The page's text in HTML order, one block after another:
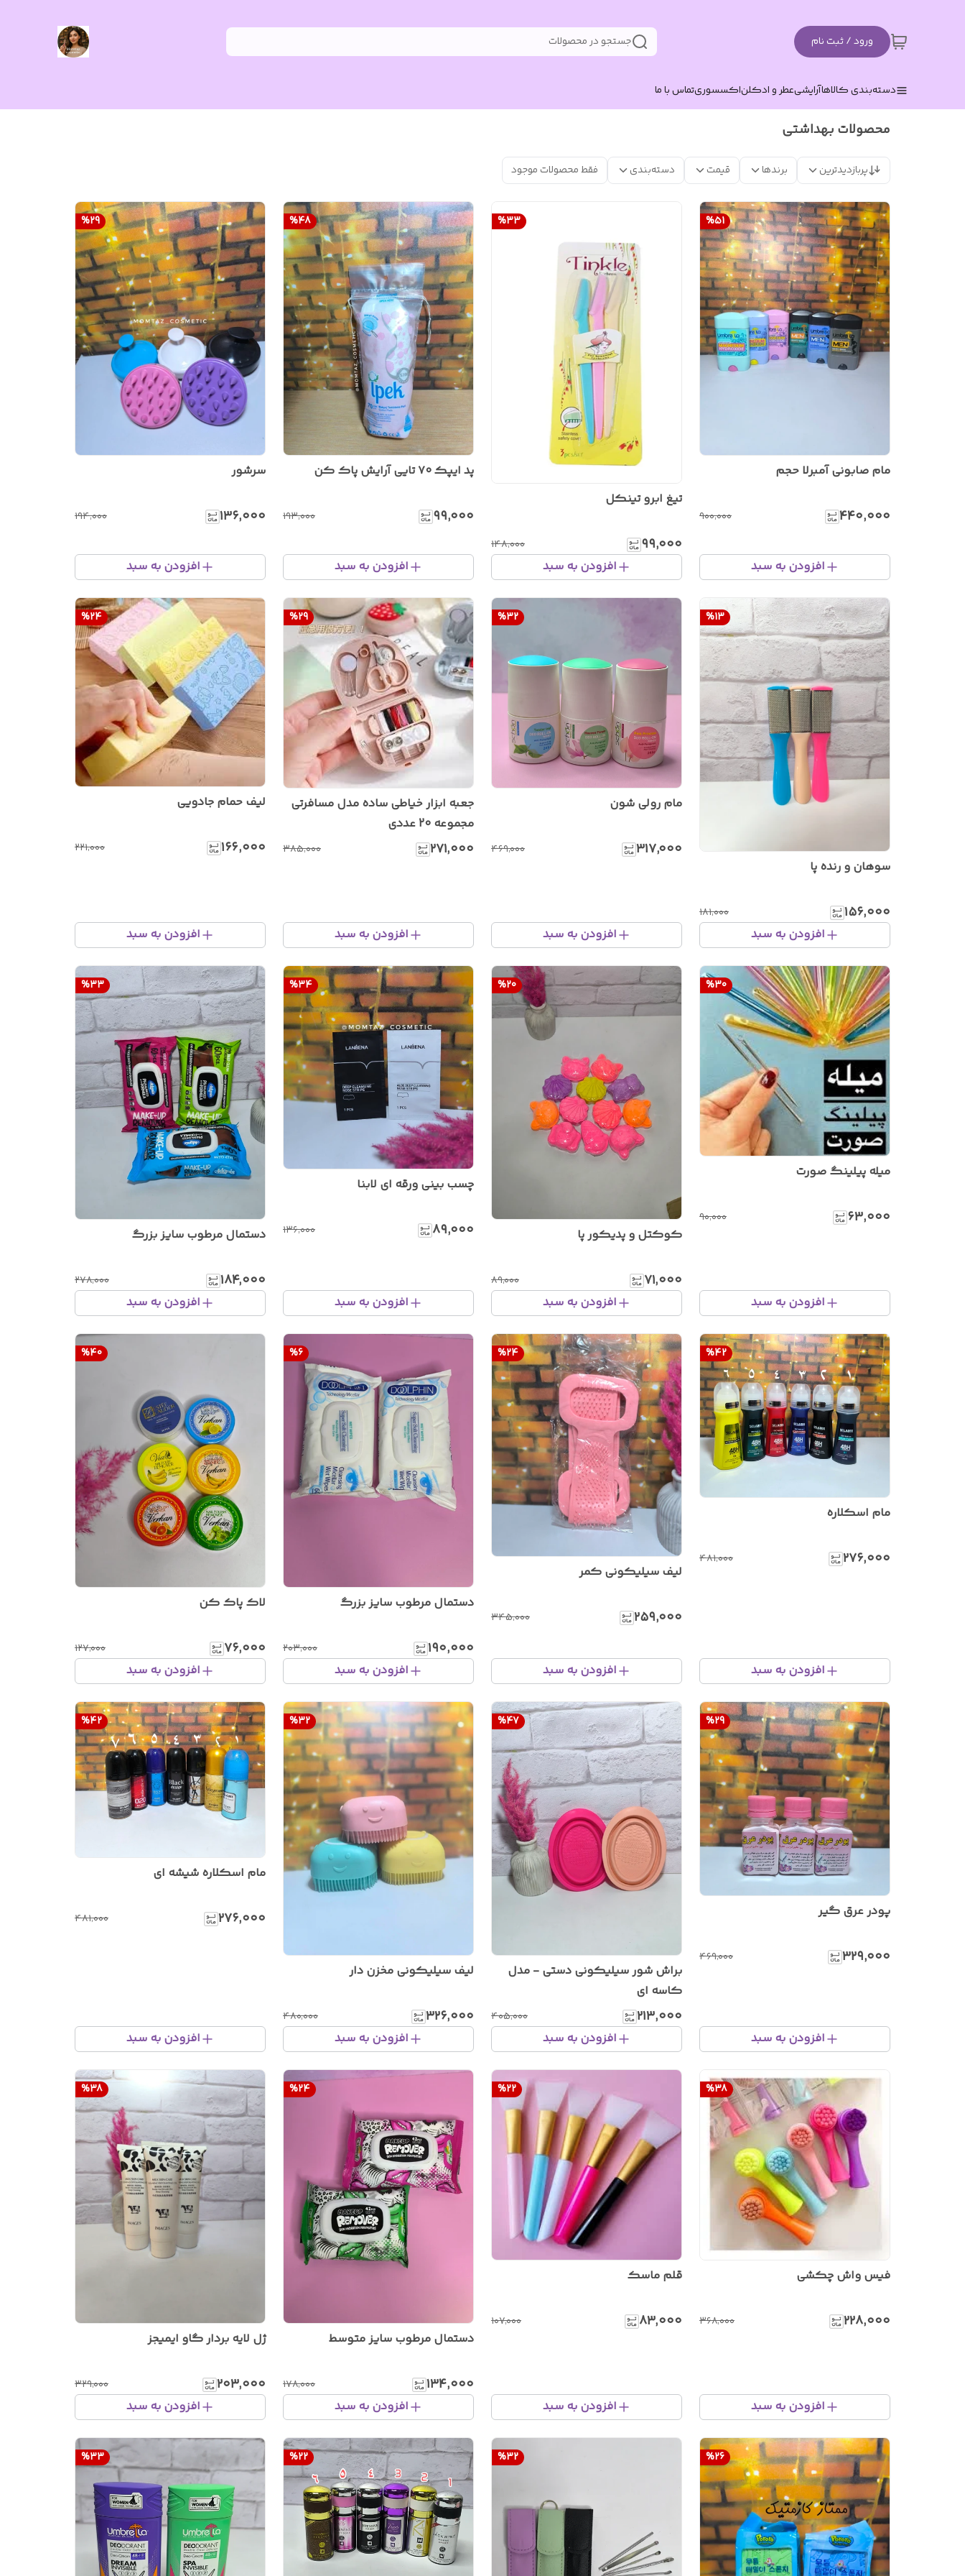
ورود / ثبت نام جستجو در محصولات
دسته‌بندی کالاهاآرایشیعطر و ادکلناکسسوریتماس با ما
محصولات بهداشتی
پربازدیدترین برندها قیمت دسته‌بندی فقط محصولات موجود
%51
مام صابونی آمبرلا حجم
۴۴۰٬۰۰۰ ۹۰۰٬۰۰۰
افزودن به سبد
%33
تیغ ابرو تینکل
۹۹٬۰۰۰ ۱۴۸٬۰۰۰
افزودن به سبد
%48
پد ایپک ۷۰ تایی آرایش پاک کن
۹۹٬۰۰۰ ۱۹۳٬۰۰۰
افزودن به سبد
%29
سرشور
۱۳۶٬۰۰۰ ۱۹۴٬۰۰۰
افزودن به سبد
%13
سوهان و رنده پا
۱۵۶٬۰۰۰ ۱۸۱٬۰۰۰
افزودن به سبد
%32
مام رولی شون
۳۱۷٬۰۰۰ ۴۶۹٬۰۰۰
افزودن به سبد
%29
جعبه ابزار خیاطی ساده مدل مسافرتی
مجموعه 20 عددی
۲۷۱٬۰۰۰ ۳۸۵٬۰۰۰
افزودن به سبد
%24
لیف حمام جادویی
۱۶۶٬۰۰۰ ۲۲۱٬۰۰۰
افزودن به سبد
%30
میله پیلینگ صورت
۶۳٬۰۰۰ ۹۰٬۰۰۰
افزودن به سبد
%20
کوکتل و پدیکور پا
۷۱٬۰۰۰ ۸۹٬۰۰۰
افزودن به سبد
%34
چسب بینی ورقه ای لابنا
۸۹٬۰۰۰ ۱۳۶٬۰۰۰
افزودن به سبد
%33
دستمال مرطوب سایز بزرگ
۱۸۴٬۰۰۰ ۲۷۸٬۰۰۰
افزودن به سبد
%42
مام اسکلاره
۲۷۶٬۰۰۰ ۴۸۱٬۰۰۰
افزودن به سبد
%24
لیف سیلیکونی کمر
۲۵۹٬۰۰۰ ۳۴۵٬۰۰۰
افزودن به سبد
%6
دستمال مرطوب سایز بزرگ
۱۹۰٬۰۰۰ ۲۰۳٬۰۰۰
افزودن به سبد
%40
لاک پاک کن
۷۶٬۰۰۰ ۱۲۷٬۰۰۰
افزودن به سبد
%29
پودر عرق گیر
۳۲۹٬۰۰۰ ۴۶۹٬۰۰۰
افزودن به سبد
%47
براش شور سیلیکونی دستی - مدل
کاسه ای
۲۱۳٬۰۰۰ ۴۰۵٬۰۰۰
افزودن به سبد
%32
لیف سیلیکونی مخزن دار
۳۲۶٬۰۰۰ ۴۸۰٬۰۰۰
افزودن به سبد
%42
مام اسکلاره شیشه ای
۲۷۶٬۰۰۰ ۴۸۱٬۰۰۰
افزودن به سبد
%38
فیس واش چکشی
۲۲۸٬۰۰۰ ۳۶۸٬۰۰۰
افزودن به سبد
%22
قلم ماسک
۸۳٬۰۰۰ ۱۰۷٬۰۰۰
افزودن به سبد
%24
دستمال مرطوب سایز متوسط
۱۳۴٬۰۰۰ ۱۷۸٬۰۰۰
افزودن به سبد
%38
ژل لایه بردار گاو ایمیجز
۲۰۳٬۰۰۰ ۳۲۹٬۰۰۰
افزودن به سبد
%26
%32
%22
%33